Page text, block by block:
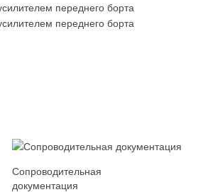
Сопроводительная
документация